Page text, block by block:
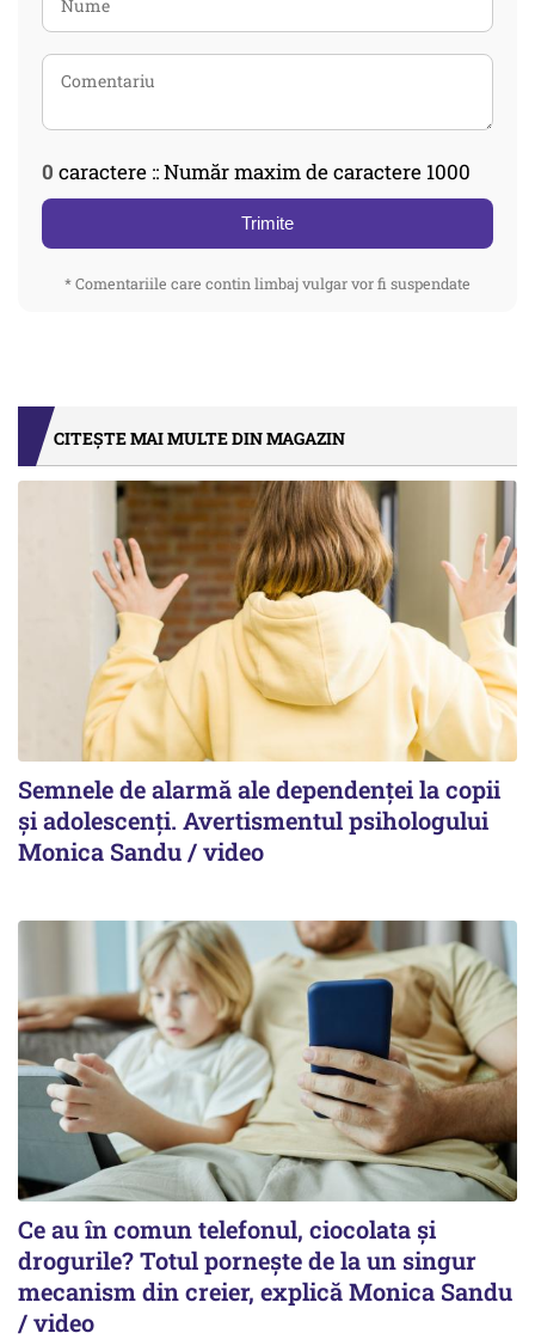
0 caractere :: Număr maxim de caractere 1000
Trimite
* Comentariile care contin limbaj vulgar vor fi suspendate
CITEȘTE MAI MULTE DIN MAGAZIN
Semnele de alarmă ale dependenței la copii
și adolescenți. Avertismentul psihologului
Monica Sandu / video
Ce au în comun telefonul, ciocolata și
drogurile? Totul pornește de la un singur
mecanism din creier, explică Monica Sandu
/ video